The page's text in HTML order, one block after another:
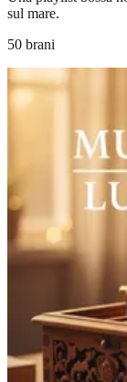
sul mare.
50 brani